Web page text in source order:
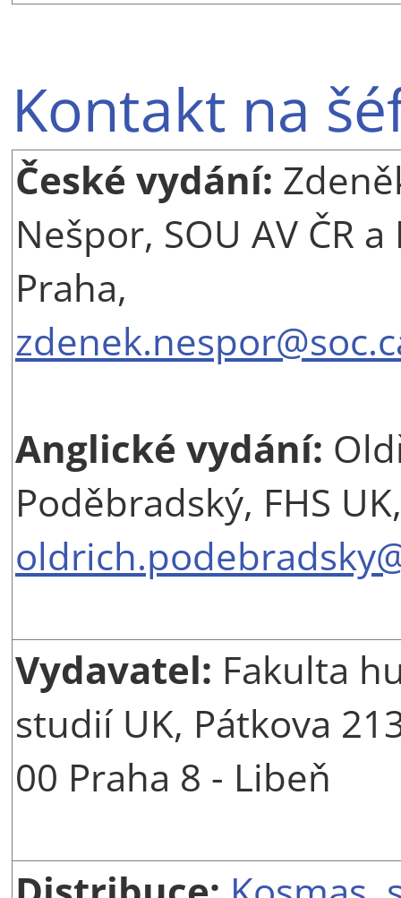
Kontakt na
České vydání:
Nešpor, SOU AV ČR a
Praha,
Anglické vydání:
Poděbradský, FHS
Vydavatel: Fakulta
studií UK, Pátkova
00 Praha 8 - Libeň